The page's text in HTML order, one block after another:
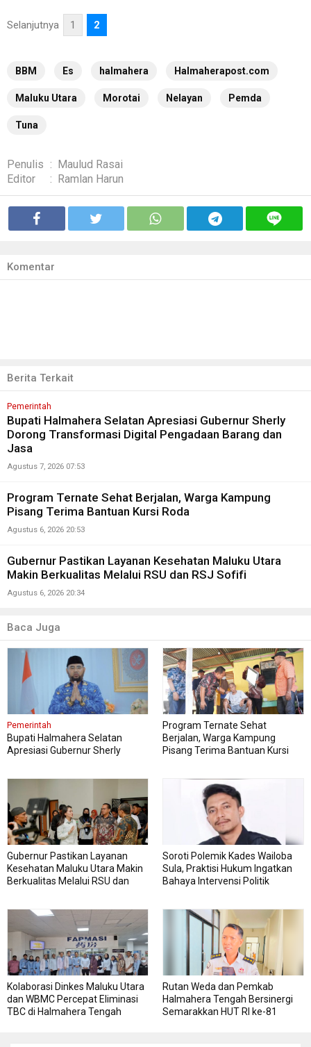
Selanjutnya 1 2
BBM Es halmahera Halmaherapost.com
Maluku Utara Morotai Nelayan Pemda
Tuna
Penulis : Maulud Rasai
Editor
: Ramlan Harun
Komentar
Berita Terkait
Pemerintah
Bupati Halmahera Selatan Apresiasi Gubernur Sherly
Dorong Transformasi Digital Pengadaan Barang dan
Jasa
Agustus 7, 2026 07:53
Program Ternate Sehat Berjalan, Warga Kampung
Pisang Terima Bantuan Kursi Roda
Agustus 6, 2026 20:53
Gubernur Pastikan Layanan Kesehatan Maluku Utara
Makin Berkualitas Melalui RSU dan RSJ Sofifi
Agustus 6, 2026 20:34
Baca Juga
Pemerintah
Bupati Halmahera Selatan
Apresiasi Gubernur Sherly
Program Ternate Sehat
Berjalan, Warga Kampung
Pisang Terima Bantuan Kursi
Gubernur Pastikan Layanan
Kesehatan Maluku Utara Makin
Berkualitas Melalui RSU dan
Soroti Polemik Kades Wailoba
Sula, Praktisi Hukum Ingatkan
Bahaya Intervensi Politik
Kolaborasi Dinkes Maluku Utara
dan WBMC Percepat Eliminasi
TBC di Halmahera Tengah
Rutan Weda dan Pemkab
Halmahera Tengah Bersinergi
Semarakkan HUT RI ke-81